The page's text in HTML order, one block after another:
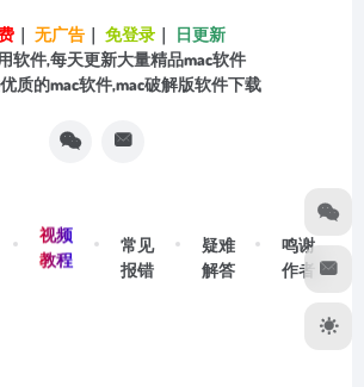
｜ 无广告 ｜ 免登录 ｜
日更新
软件,每天更新大量精品mac软件
质的mac软件,mac破解版软件下载
视频
教程
常见
报错
疑难
解答
鸣谢
作者